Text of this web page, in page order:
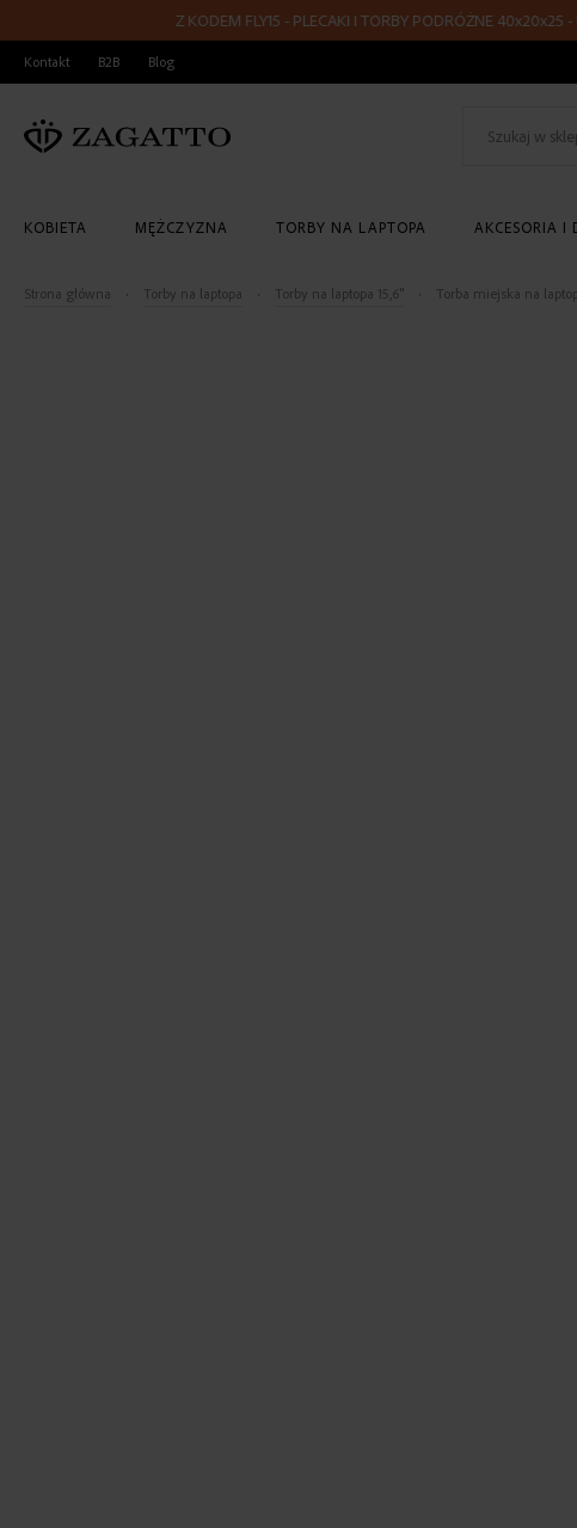
Z KODEM FLY15 - PLECAKI I TORBY PODRÓŻNE 40x20x25 -
PRZEJDŹ
DO
Kontakt B2B Blog
KOBIETA MĘŻCZYZNA TORBY NA LAPTOPA AKCESORIA I
Strona główna Torby na laptopa Torby na laptopa 15,6" Torba miejska na